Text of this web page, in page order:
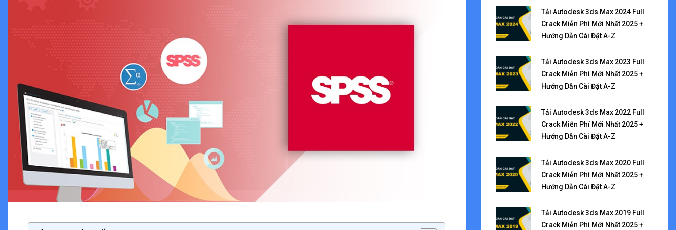
Tải Autodesk 3ds Max 2024 Full
Crack Miễn Phí Mới Nhất 2025 +
Hướng Dẫn Cài Đặt A-Z
Tải Autodesk 3ds Max 2023 Full
Crack Miễn Phí Mới Nhất 2025 +
Hướng Dẫn Cài Đặt A-Z
Tải Autodesk 3ds Max 2022 Full
Crack Miễn Phí Mới Nhất 2025 +
Hướng Dẫn Cài Đặt A-Z
Tải Autodesk 3ds Max 2020 Full
Crack Miễn Phí Mới Nhất 2025 +
Hướng Dẫn Cài Đặt A-Z
Tải Autodesk 3ds Max 2019 Full
Crack Miễn Phí Mới Nhất 2025 +